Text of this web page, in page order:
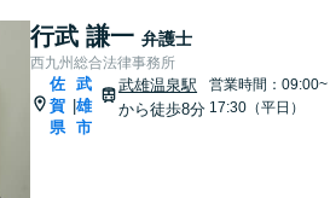
行武 謙一 弁護士
西九州総合法律事務所
佐
賀
県
|
武
雄
市
武雄温泉駅
から徒歩8分
営業時間：09:00~
17:30（平日）